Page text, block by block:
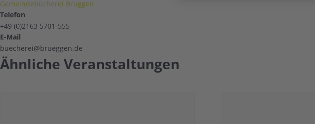
Gemeindebücherei Brüggen
Telefon
+49 (0)2163 5701-555
E-Mail
buecherei@brueggen.de
Ähnliche Veranstaltungen